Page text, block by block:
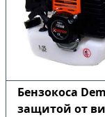
Бензокоса
защитой от